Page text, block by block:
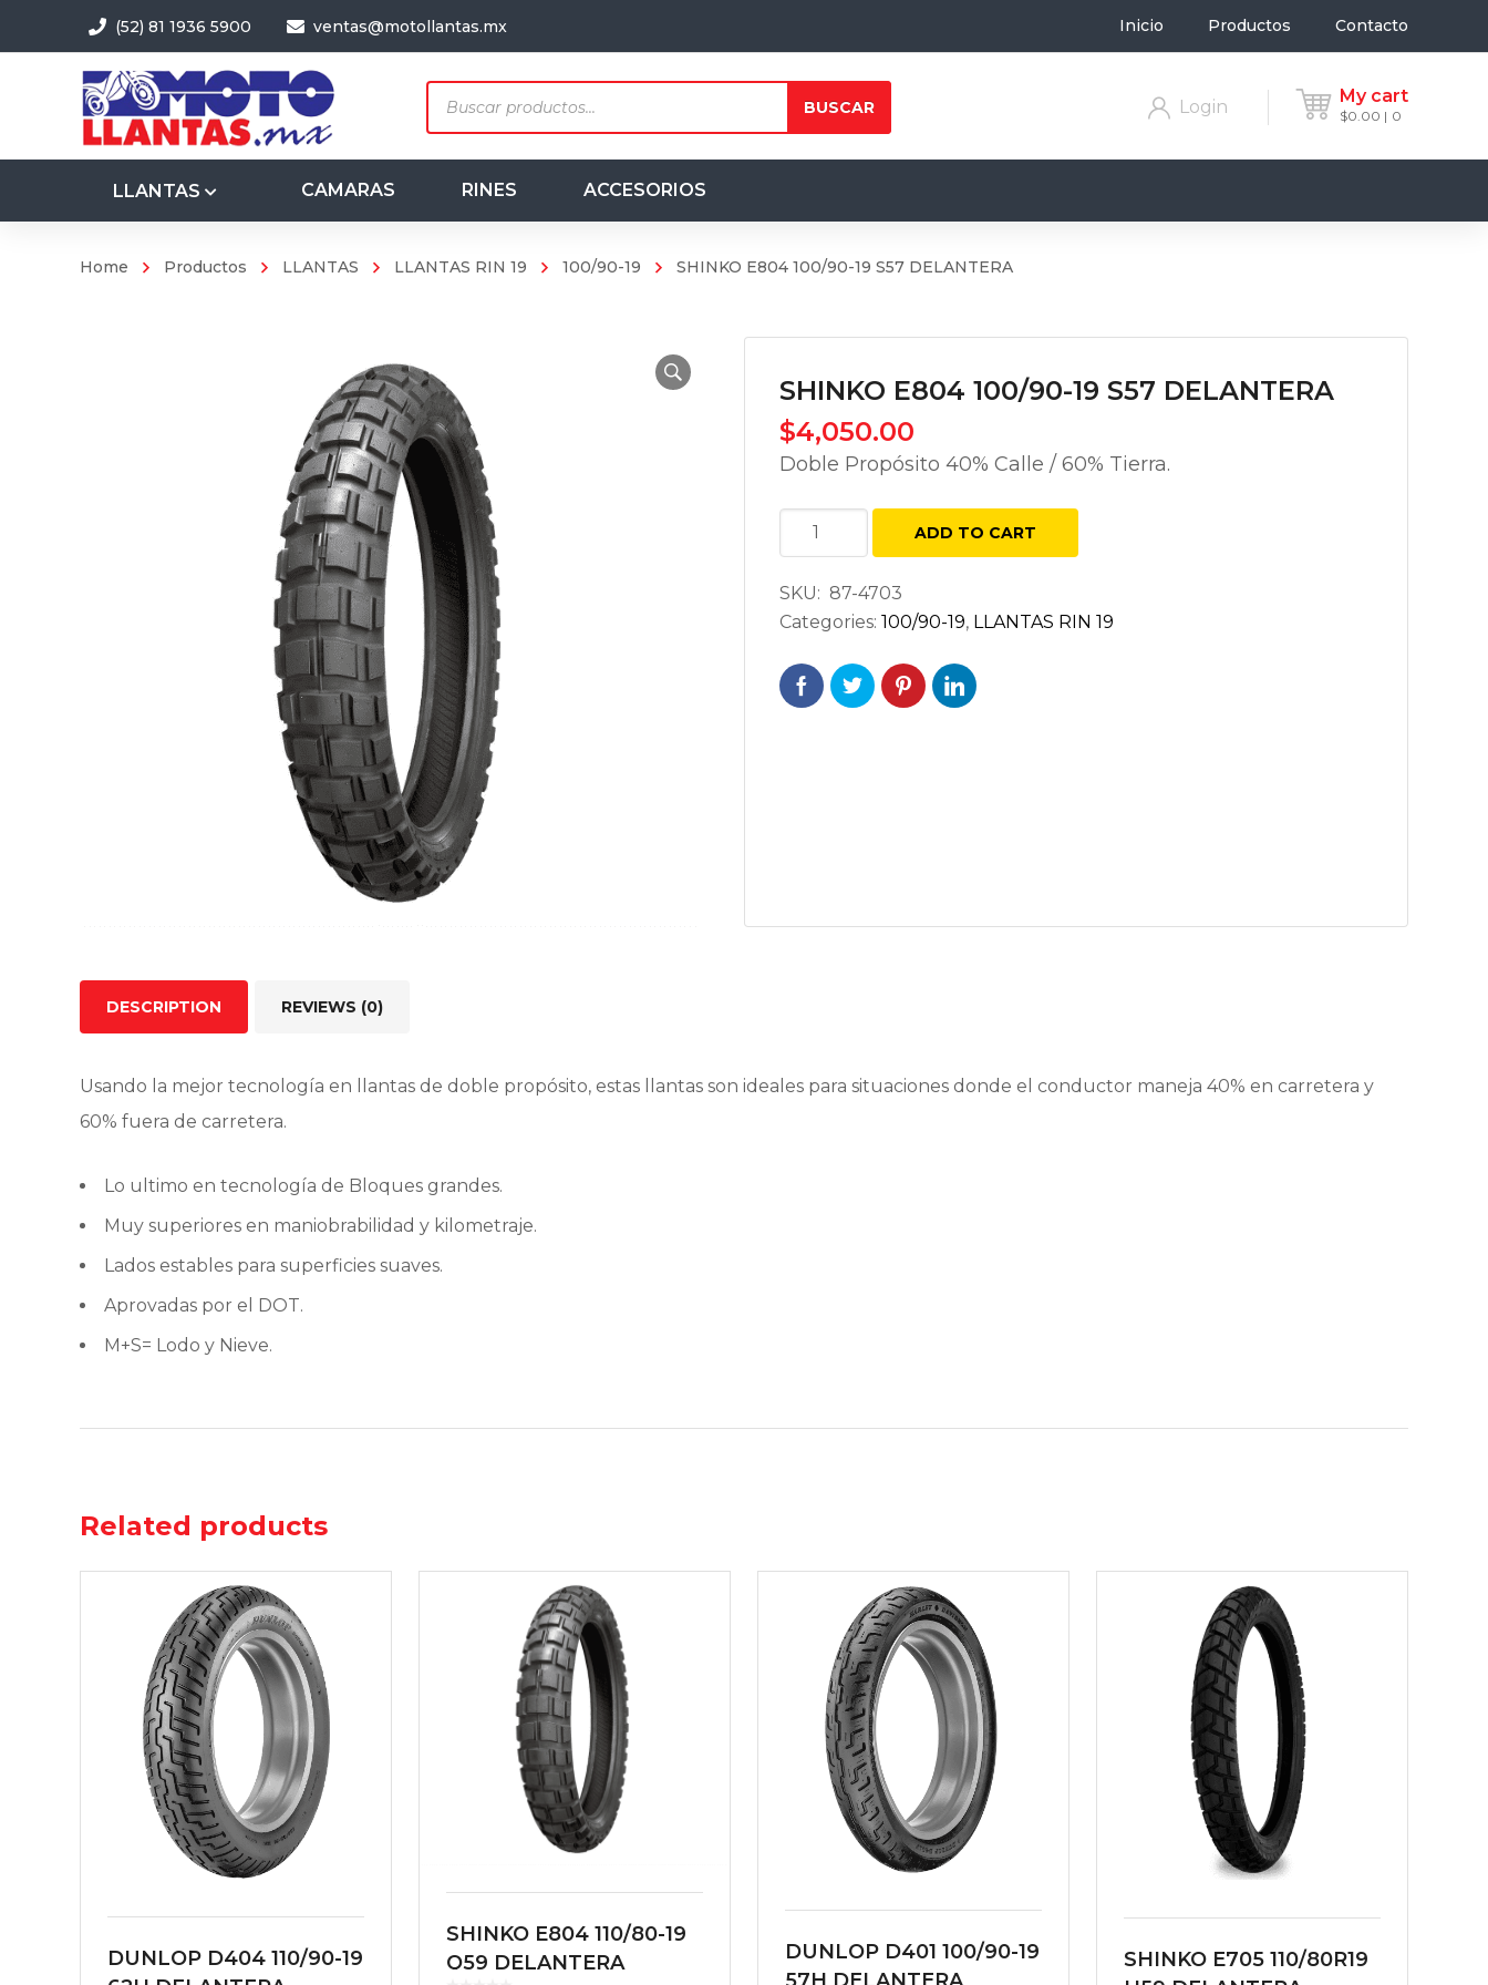
(52) 81 1936 5900 ventas@motollantas.mx Inicio Productos Contacto
search
BUSCAR
My cart
$0.00 0
Login
LLANTAS
3.50-8
CAMARAS RINES ACCESORIOS
Home Productos LLANTAS LLANTAS RIN 19 100/90-19 SHINKO E804 100/90-19 S57 DELANTERA
SHINKO E804 100/90-19 S57 DELANTERA
$4,050.00
Doble Propósito 40% Calle / 60% Tierra.
SHINKO
E804
100/90-
19
DELANTERA
quantity
ADD TO CART
SKU: 87-4703
Categories: 100/90-19, LLANTAS RIN 19
DESCRIPTION REVIEWS (0)
Usando la mejor tecnología en llantas de doble propósito, estas llantas son ideales para situaciones donde el conductor maneja 40% en carretera y
60% fuera de carretera.
Lo ultimo en tecnología de Bloques grandes.
Muy superiores en maniobrabilidad y kilometraje.
Lados estables para superficies suaves.
Aprovadas por el DOT.
M+S= Lodo y Nieve.
Related products
DUNLOP D404 110/90-19
SHINKO E804 110/80-19
Q59 DELANTERA
DUNLOP D401 100/90-19
57H DELANTERA
SHINKO E705 110/80R19